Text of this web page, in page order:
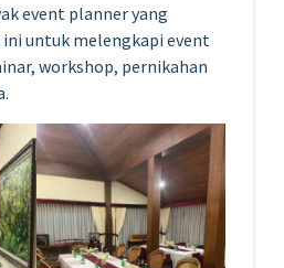
event planner yang
untuk melengkapi event
workshop, pernikahan